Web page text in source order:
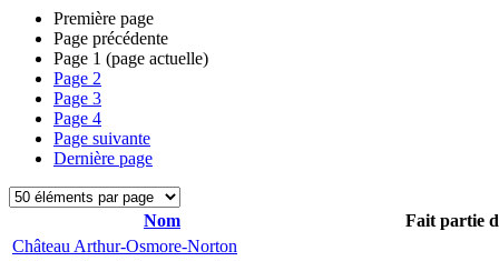
Première page
Page précédente
Page 1 (page actuelle)
Page 2
Page 3
Page 4
Page suivante
Dernière page
Nom
Fait partie
Château Arthur-Osmore-Norton